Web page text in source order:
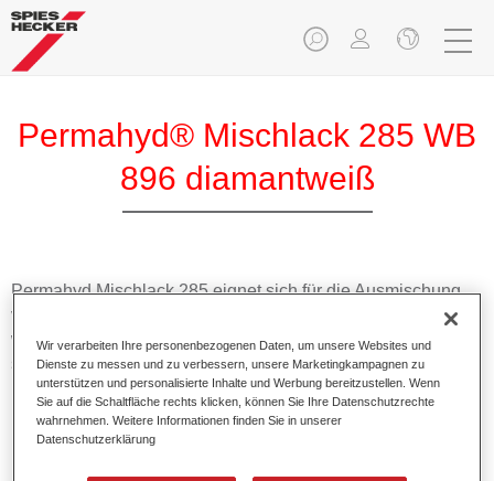
Permahyd® Mischlack 285 WB
896 diamantweiß
Permahyd Mischlack 285 eignet sich für die Ausmischung
von Permahyd Perlmutt Basislack 285, einem hochwertigen
wasserverdünnbaren Basislacksystem. Es basiert auf einer
speziellen PU-Dispersionstechnologie für Uni- und
Effektlackierungen.
Produktmerkmale
Wir verarbeiten Ihre personenbezogenen Daten, um unsere Websites und
Dienste zu messen und zu verbessern, unsere Marketingkampagnen zu
unterstützen und personalisierte Inhalte und Werbung bereitzustellen. Wenn
Sie auf die Schaltfläche rechts klicken, können Sie Ihre Datenschutzrechte
wahrnehmen. Weitere Informationen finden Sie in unserer
Datenschutzerklärung